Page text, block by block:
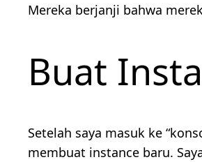
Mereka berjanji bahwa
Buat
Setelah saya masuk ke
membuat instance baru.